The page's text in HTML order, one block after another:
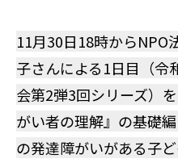
11月30日18時からNPO
子さんによる1日目（令
会第2弾3回シリーズ）
がい者の理解』の基礎
の発達障がいがある子